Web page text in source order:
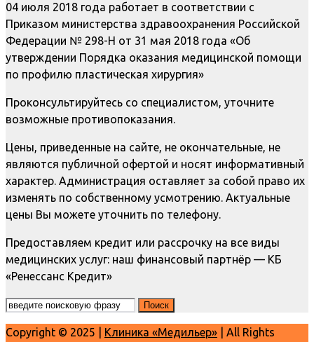
04 июля 2018 года работает в соответствии с
Приказом министерства здравоохранения Российской
Федерации № 298-Н от 31 мая 2018 года «Об
утверждении Порядка оказания медицинской помощи
по профилю пластическая хирургия»
Проконсультируйтесь со специалистом, уточните
возможные противопоказания.
Цены, приведенные на сайте, не окончательные, не
являются публичной офертой и носят информативный
характер. Администрация оставляет за собой право их
изменять по собственному усмотрению. Актуальные
цены Вы можете уточнить по телефону.
Предоставляем кредит или рассрочку на все виды
медицинских услуг: наш финансовый партнёр — КБ
«Ренессанс Кредит»
Copyright © 2025 | Клиника «Медильер» | All Rights